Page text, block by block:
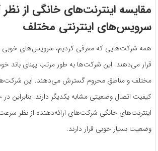
مقایسه اینترنت‌های خانگی از
سرویس‌های اینترنتی مختلف
همه شرکت‌هایی که معرفی کردیم، سرویس‌های خوبی را
قرار می‌دهند. این شرکت‌ها به طور مرتب پهنای باند
مختلف و مناطق محروم گسترش می‌دهند. این شرکت‌ها
کیفیت اتصال وضعیتی مشابه یکدیگر دارند. بنابراین
اینترنت‌های خانگی شرکت‌های ارائه‌دهنده از نظر
وضعیت بسیار خوبی قرار دارند.